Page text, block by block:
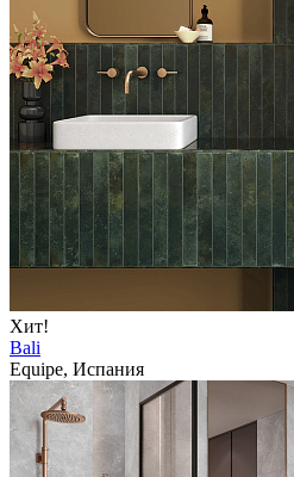
Хит!
Bali
Equipe, Испания